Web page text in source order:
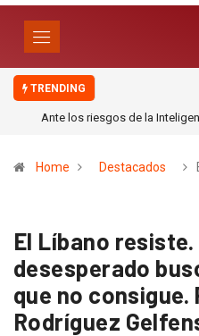
TRENDING
Ante los riesgos de la Inteligencia
Home Destacados
El Líbano
desesperado
que no consigue.
Rodríguez